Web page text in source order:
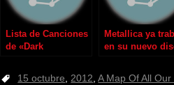
Lista de Canciones
de «Dark
Metallica ya
en su nuevo
15 octubre,2012,A Map Of All